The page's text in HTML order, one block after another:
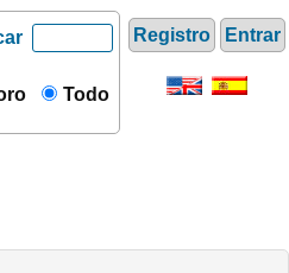
Registro Entrar
Todo